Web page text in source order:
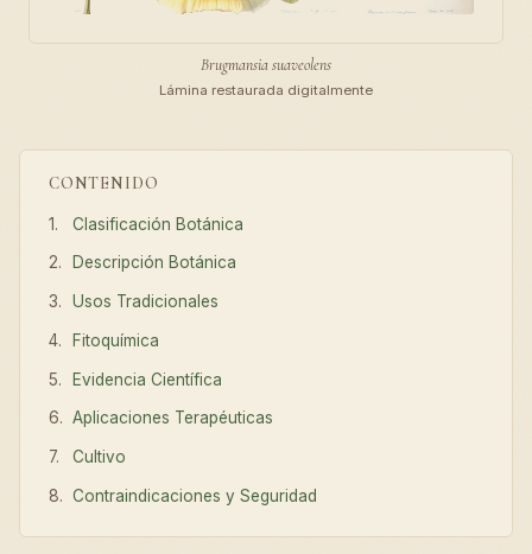
CONTENIDO
Clasificación Botánica
Descripción Botánica
Usos Tradicionales
Fitoquímica
Evidencia Científica
Aplicaciones Terapéuticas
Cultivo
Contraindicaciones y Seguridad
Brugmansia suaveolens
Lámina restaurada digitalmente